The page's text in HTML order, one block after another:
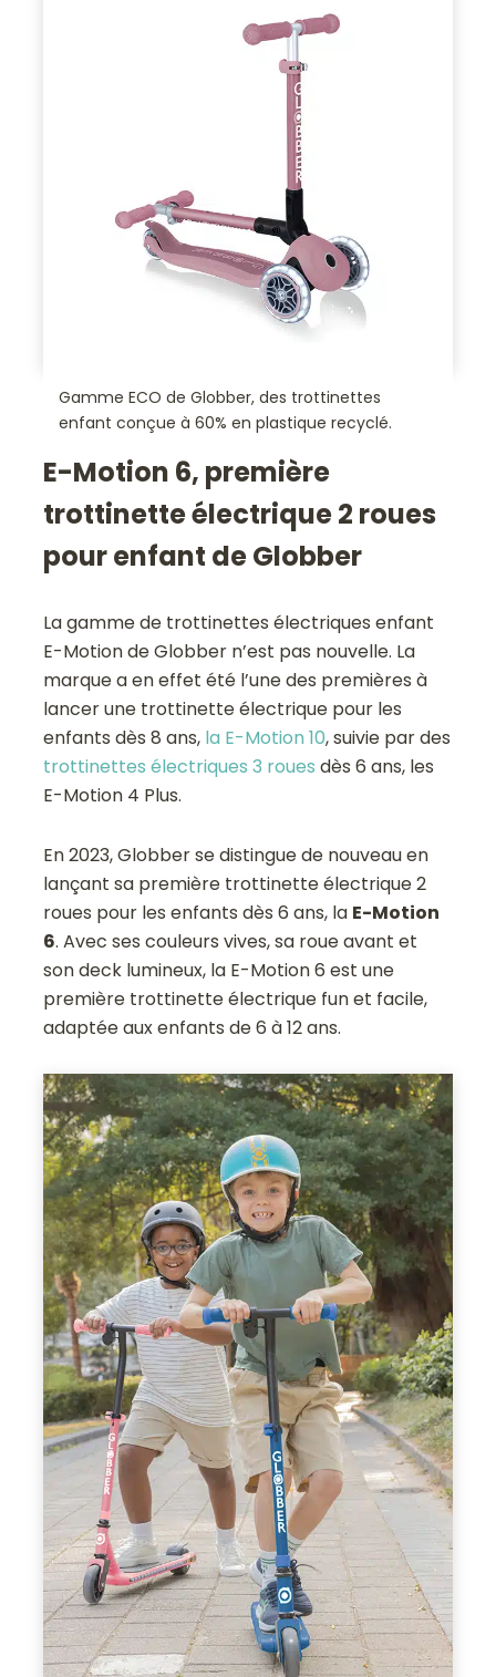
Gamme ECO de Globber, des trottinettes
enfant conçue à 60% en plastique recyclé.
E-Motion 6, première
trottinette électrique 2 roues
pour enfant de Globber
La gamme de trottinettes électriques enfant
E-Motion de Globber n’est pas nouvelle. La
marque a en effet été l’une des premières à
lancer une trottinette électrique pour les
enfants dès 8 ans, la E-Motion 10, suivie par des
trottinettes électriques 3 roues dès 6 ans, les
E-Motion 4 Plus.
En 2023, Globber se distingue de nouveau en
lançant sa première trottinette électrique 2
roues pour les enfants dès 6 ans, la E-Motion
6. Avec ses couleurs vives, sa roue avant et
son deck lumineux, la E-Motion 6 est une
première trottinette électrique fun et facile,
adaptée aux enfants de 6 à 12 ans.